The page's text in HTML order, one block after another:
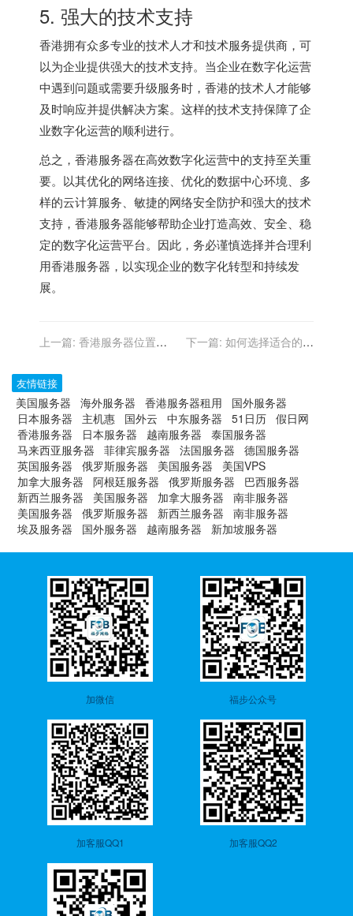
5. 强大的技术支持
香港拥有众多专业的技术人才和技术服务提供商，可
以为企业提供强大的技术支持。当企业在数字化运营
中遇到问题或需要升级服务时，香港的技术人才能够
及时响应并提供解决方案。这样的技术支持保障了企
业数字化运营的顺利进行。
总之，香港服务器在高效数字化运营中的支持至关重
要。以其优化的网络连接、优化的数据中心环境、多
样的云计算服务、敏捷的网络安全防护和强大的技术
支持，香港服务器能够帮助企业打造高效、安全、稳
定的数字化运营平台。因此，务必谨慎选择并合理利
用香港服务器，以实现企业的数字化转型和持续发
展。
上一篇: 香港服务器位置对
下一篇: 如何选择适合的香
友情链接
美国服务器 海外服务器 香港服务器租用
国外服务器
日本服务器
主机惠 国外云 中东服务器 51日历 假日网
香港服务器
日本服务器 越南服务器
泰国服务器
马来西亚服务器
菲律宾服务器 法国服务器
德国服务器
英国服务器
俄罗斯服务器 美国服务器
美国VPS
加拿大服务器
阿根廷服务器 俄罗斯服务器
巴西服务器
新西兰服务器
美国服务器 加拿大服务器
南非服务器
美国服务器
俄罗斯服务器 新西兰服务器
南非服务器
埃及服务器
国外服务器 越南服务器 新加坡服务器
加微信 福步公众号
加客服QQ1 加客服QQ2